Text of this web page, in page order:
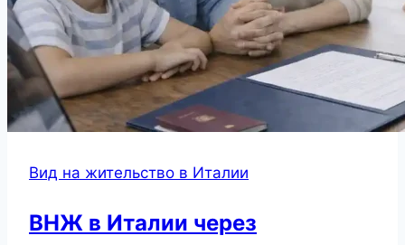
Вид на жительство в Италии
ВНЖ в Италии через